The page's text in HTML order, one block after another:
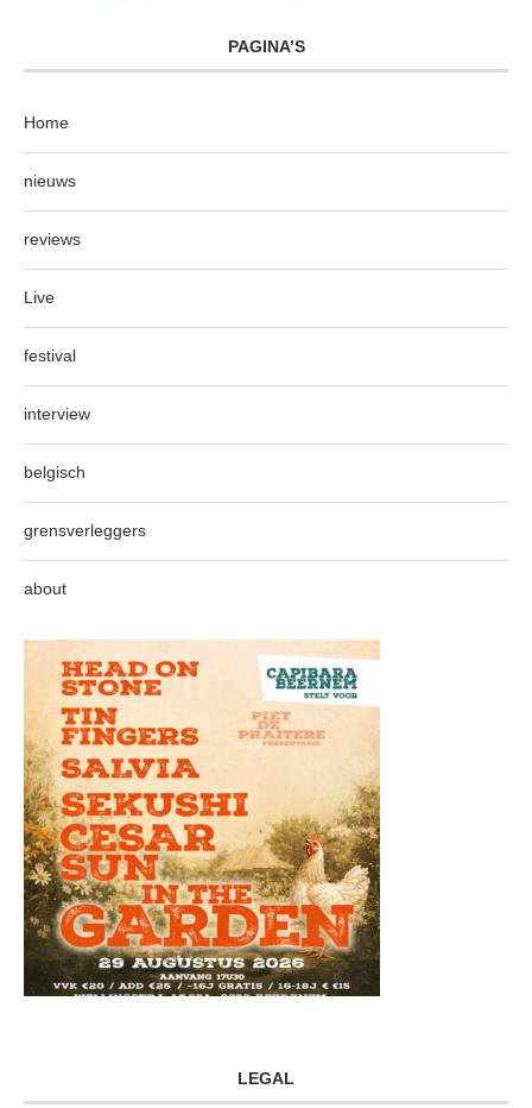
PAGINA’S
Home
nieuws
reviews
Live
festival
interview
belgisch
grensverleggers
about
LEGAL